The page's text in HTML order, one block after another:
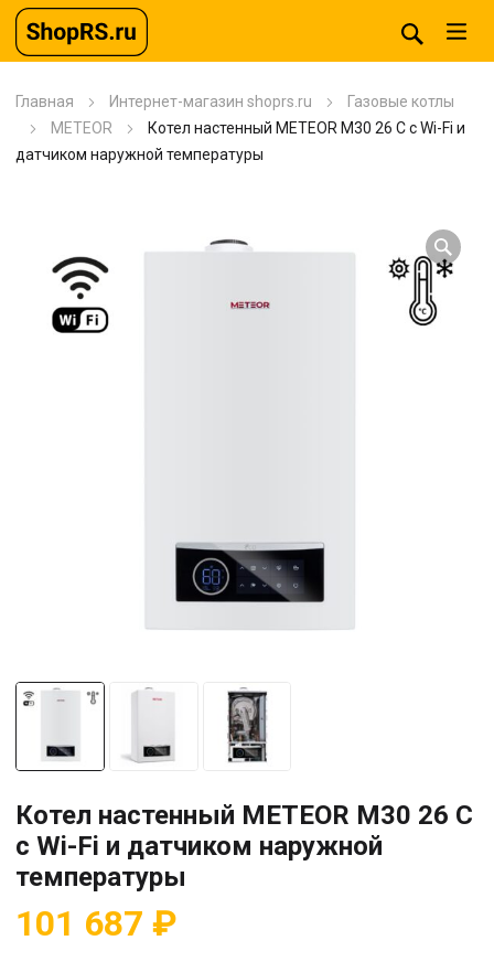
Главная Интернет-магазин shoprs.ru
Газовые котлы
METEOR
Котел настенный METEOR M30 26 C с Wi-Fi и
датчиком наружной температуры
Котел настенный METEOR M30 26 C
с Wi-Fi и датчиком наружной
температуры
101 687 ₽